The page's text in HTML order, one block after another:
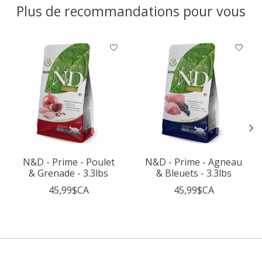
Plus de recommandations pour vous
Articles du carrousel de produits
N&D - Prime - Poulet
& Grenade - 3.3lbs
45,99$CA
N&D - Prime - Agneau
& Bleuets - 3.3lbs
45,99$CA